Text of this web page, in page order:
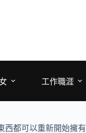
工作職涯
西都可以重新開始擁有